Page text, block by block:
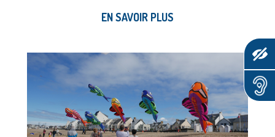
EN SAVOIR PLUS